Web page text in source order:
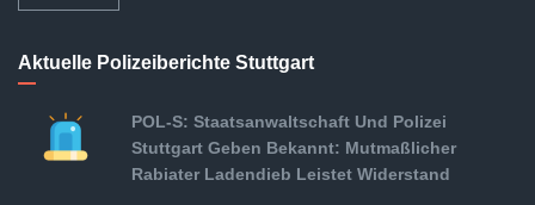
Aktuelle Polizeiberichte Stuttgart
POL-S: Staatsanwaltschaft Und Polizei
Stuttgart Geben Bekannt: Mutmaßlicher
Rabiater Ladendieb Leistet Widerstand